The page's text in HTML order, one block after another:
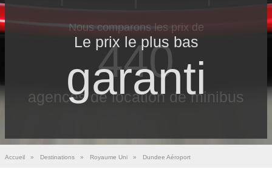
Le prix le​ plus bas
garanti
Accueil » Destinations » Royaume Uni » Dundee Aéroport